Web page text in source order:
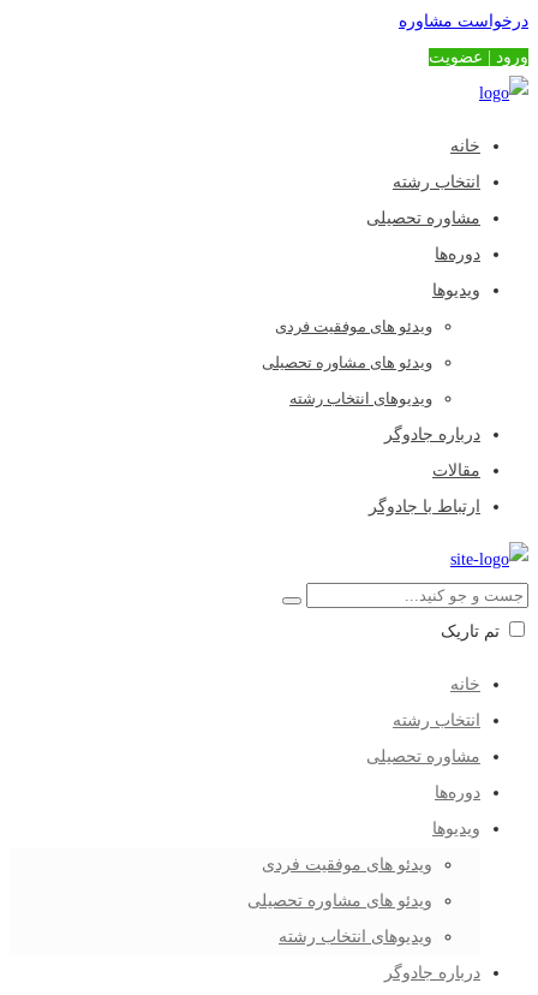
درخواست مشاوره
ورود | عضویت
خانه
انتخاب رشته
مشاوره تحصیلی
دوره‌ها
ویدیوها
ویدئو های موفقیت فردی
ویدئو های مشاوره تحصیلی
ویدیوهای انتخاب رشته
درباره جادوگر
مقالات
ارتباط با جادوگر
تم تاریک
خانه
انتخاب رشته
مشاوره تحصیلی
دوره‌ها
ویدیوها
ویدئو های موفقیت فردی
ویدئو های مشاوره تحصیلی
ویدیوهای انتخاب رشته
درباره جادوگر